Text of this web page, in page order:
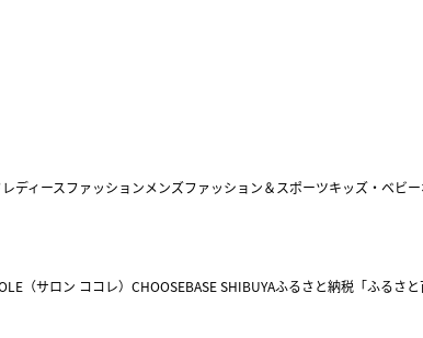
レディースファッションメンズファッション＆スポーツキッズ・ベビー
（サロン ココレ） CHOOSEBASE SHIBUYAふるさと納税「ふるさと